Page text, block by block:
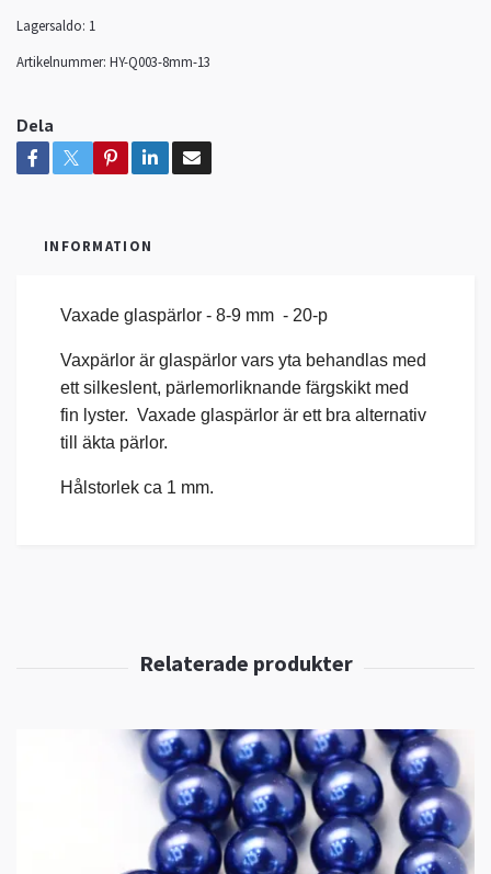
Lagersaldo: 1
Artikelnummer: HY-Q003-8mm-13
Dela
INFORMATION
Vaxade glaspärlor - 8-9 mm - 20-p
Vaxpärlor är glaspärlor vars yta behandlas med
ett silkeslent, pärlemorliknande färgskikt med
fin lyster. Vaxade glaspärlor är ett bra alternativ
till äkta pärlor.
Hålstorlek ca 1 mm.